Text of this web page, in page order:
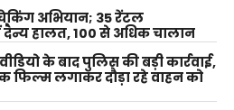
अभियान; 35 रेंटल
हालत, 100 से अधिक चालान
के बाद पुलिस की बड़ी कार्रवाई,
फिल्म लगाकर दौड़ा रहे वाहन को